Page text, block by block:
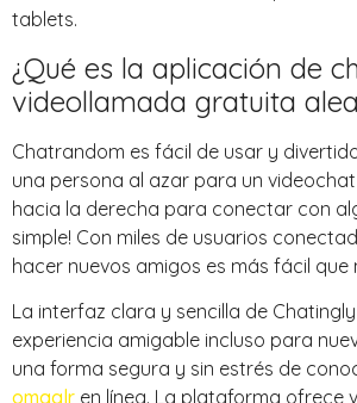
tablets.
¿Qué es la aplicación de
videollamada gratuita
Chatrandom es fácil de usar y
una persona al azar para un
hacia la derecha para conectar con
simple! Con miles de usuarios
hacer nuevos amigos es más fácil que
La interfaz clara y sencilla de
experiencia amigable incluso para
una forma segura y sin estrés de
omaglr en línea. La plataforma ofrece